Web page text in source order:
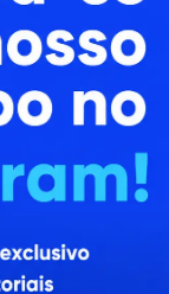
Enviar Dica